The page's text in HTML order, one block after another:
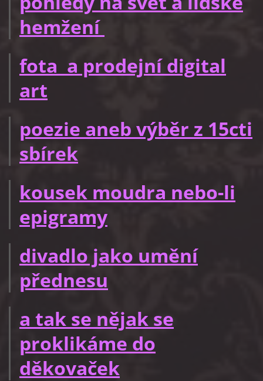
hemžení
fota a prodejní digital
art
poezie aneb výběr z 15cti
sbírek
kousek moudra nebo-li
epigramy
divadlo jako umění
přednesu
a tak se nějak se
proklikáme do
děkovaček